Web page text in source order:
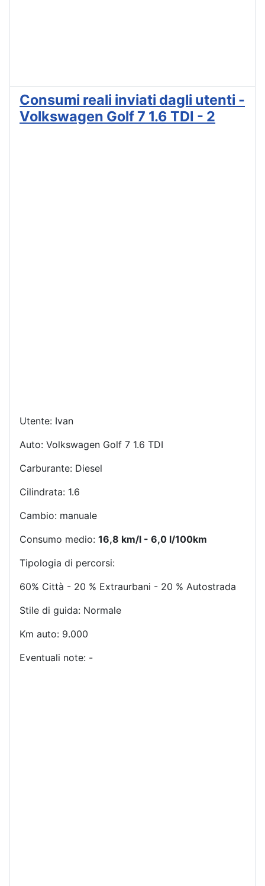
Consumi reali inviati dagli utenti -
Volkswagen Golf 7 1.6 TDI - 2
Utente: Ivan
Auto: Volkswagen Golf 7 1.6 TDI
Carburante: Diesel
Cilindrata: 1.6
Cambio: manuale
Consumo medio: 16,8 km/l - 6,0 l/100km
Tipologia di percorsi:
60% Città - 20 % Extraurbani - 20 % Autostrada
Stile di guida: Normale
Km auto: 9.000
Eventuali note: -